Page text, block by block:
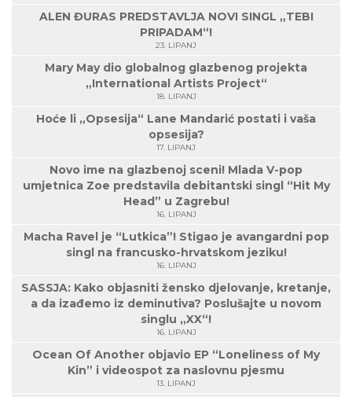
ALEN ĐURAS PREDSTAVLJA NOVI SINGL „TEBI
PRIPADAM“!
23. LIPANJ
Mary May dio globalnog glazbenog projekta
„International Artists Project“
18. LIPANJ
Hoće li „Opsesija“ Lane Mandarić postati i vaša
opsesija?
17. LIPANJ
Novo ime na glazbenoj sceni! Mlada V-pop
umjetnica Zoe predstavila debitantski singl “Hit My
Head” u Zagrebu!
16. LIPANJ
Macha Ravel je “Lutkica”! Stigao je avangardni pop
singl na francusko-hrvatskom jeziku!
16. LIPANJ
SASSJA: Kako objasniti žensko djelovanje, kretanje,
a da izađemo iz deminutiva? Poslušajte u novom
singlu „XX“!
16. LIPANJ
Ocean Of Another objavio EP “Loneliness of My
Kin” i videospot za naslovnu pjesmu
13. LIPANJ